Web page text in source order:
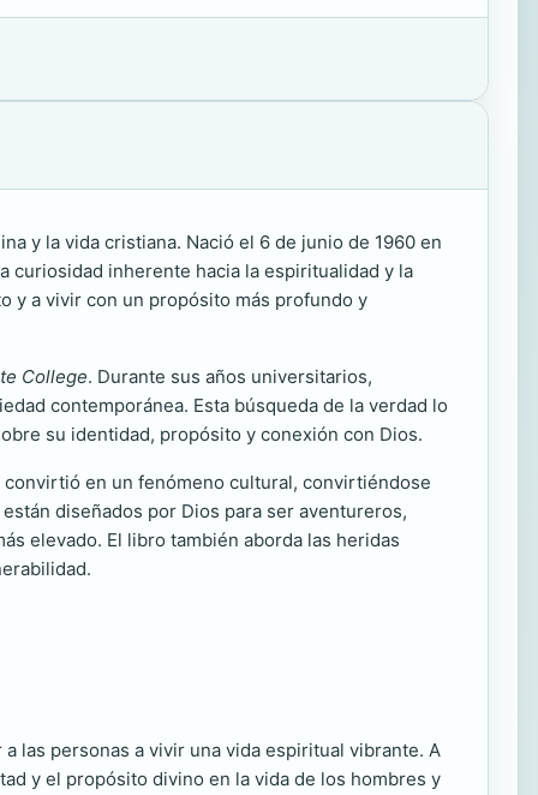
y la vida cristiana. Nació el 6 de junio de 1960 en
curiosidad inherente hacia la espiritualidad y la
y a vivir con un propósito más profundo y
College. Durante sus años universitarios,
contemporánea. Esta búsqueda de la verdad lo
su identidad, propósito y conexión con Dios.
convirtió en un fenómeno cultural, convirtiéndose
diseñados por Dios para ser aventureros,
elevado. El libro también aborda las heridas
las personas a vivir una vida espiritual vibrante. A
y el propósito divino en la vida de los hombres y